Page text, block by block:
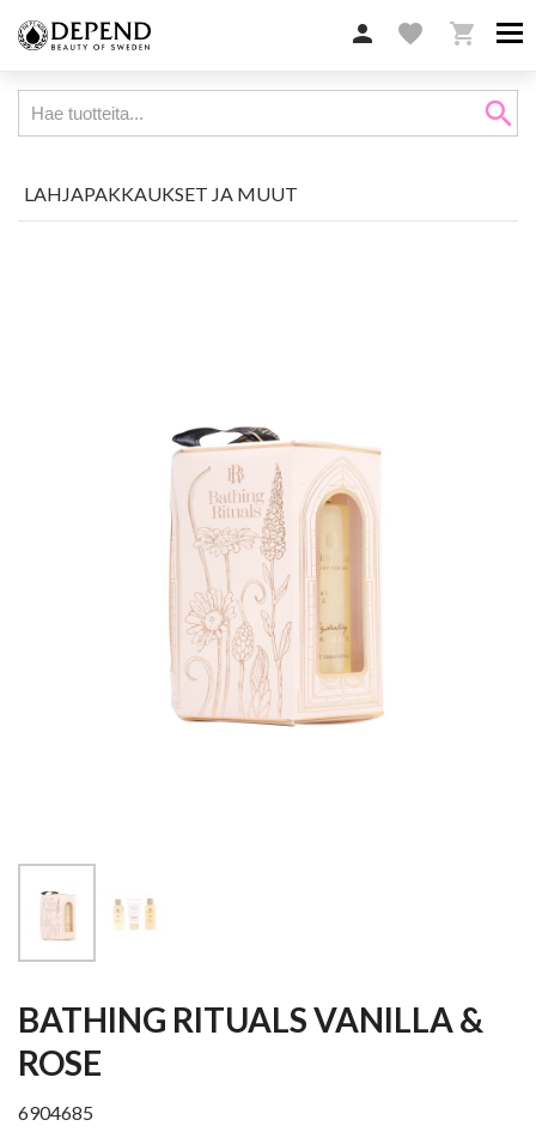
 favorite 
search
LAHJAPAKKAUKSET JA MUUT
BATHING RITUALS VANILLA &
ROSE
6904685